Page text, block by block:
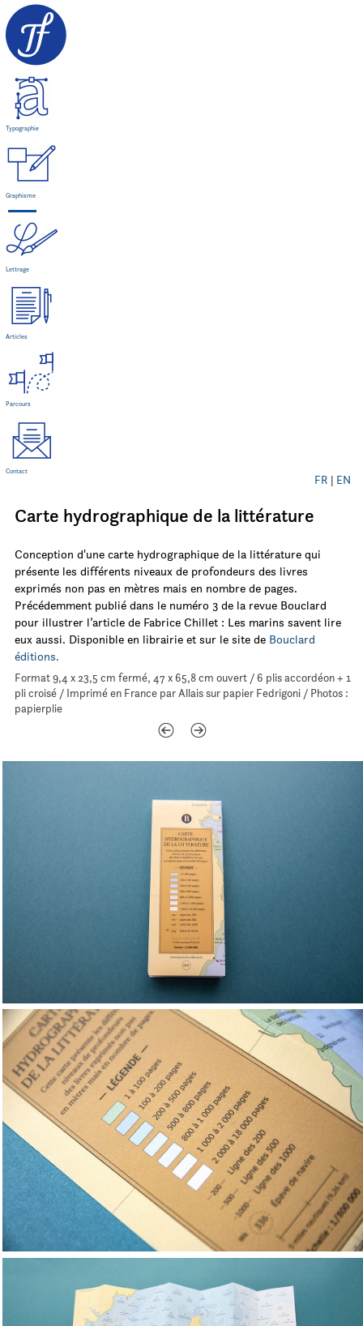
Typographie
Graphisme
Lettrage
Articles
Parcours
Contact
FR | EN
Carte hydrographique de la littérature
Conception d'une carte hydrographique de la littérature qui
présente les différents niveaux de profondeurs des livres
exprimés non pas en mètres mais en nombre de pages.
Précédemment publié dans le numéro 3 de la revue Bouclard
pour illustrer l’article de Fabrice Chillet : Les marins savent lire
eux aussi. Disponible en librairie et sur le site de Bouclard
éditions.
Format 9,4 x 23,5 cm fermé, 47 x 65,8 cm ouvert / 6 plis accordéon + 1
pli croisé / Imprimé en France par Allais sur papier Fedrigoni / Photos :
papierplie